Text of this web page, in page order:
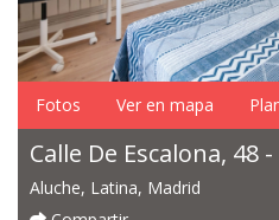
Fotos Ver en mapa
Calle De Escalona, 48
Aluche, Latina, Madrid